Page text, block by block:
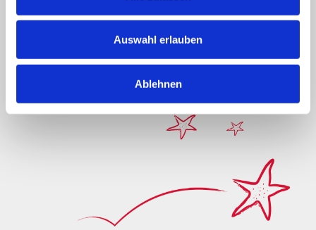
Auswahl erlauben
Ablehnen